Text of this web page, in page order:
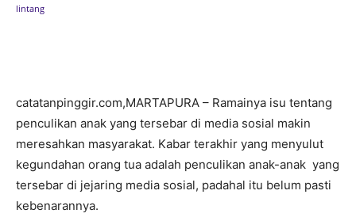
catatanpinggir.com,MARTAPURA – Ramainya isu tentang
penculikan anak yang tersebar di media sosial makin
meresahkan masyarakat. Kabar terakhir yang menyulut
kegundahan orang tua adalah penculikan anak-anak yang
tersebar di jejaring media sosial, padahal itu belum pasti
kebenarannya.